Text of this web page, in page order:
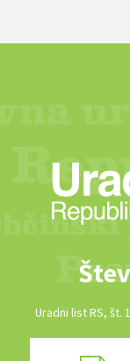
Uradni list RS, št.